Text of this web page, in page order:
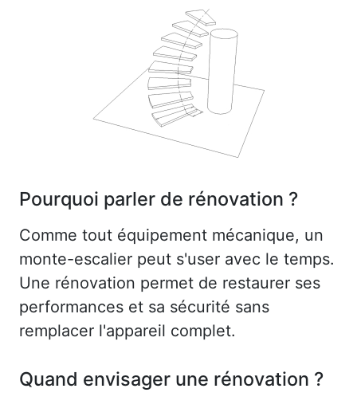
Pourquoi parler de rénovation ?
Comme tout équipement mécanique, un
monte-escalier peut s'user avec le temps.
Une rénovation permet de restaurer ses
performances et sa sécurité sans
remplacer l'appareil complet.
Quand envisager une rénovation ?